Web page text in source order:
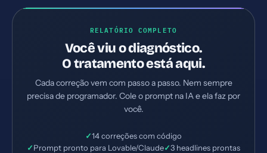
RELATÓRIO COMPLETO
Você viu o diagnóstico.
O tratamento está aqui.
Cada correção vem com passo a passo. Nem sempre
precisa de programador. Cole o prompt na IA e ela faz por
você.
✓14 correções com código
✓Prompt pronto para Lovable/Claude✓3 headlines prontas